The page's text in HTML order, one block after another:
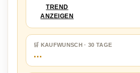
TREND
ANZEIGEN
🛒 KAUFWUNSCH · 30 TAGE
…